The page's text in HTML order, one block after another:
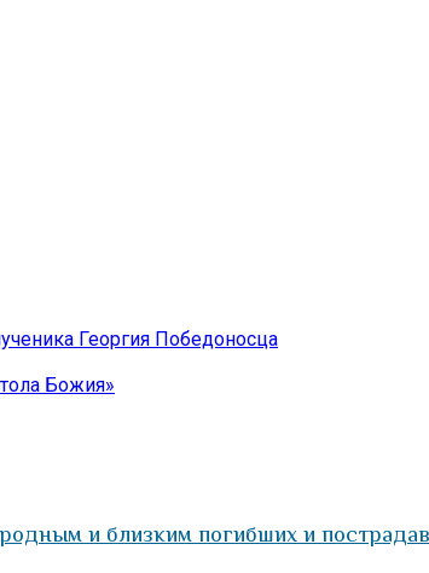
Георгия Победоносца
Божия»
и близким погибших и